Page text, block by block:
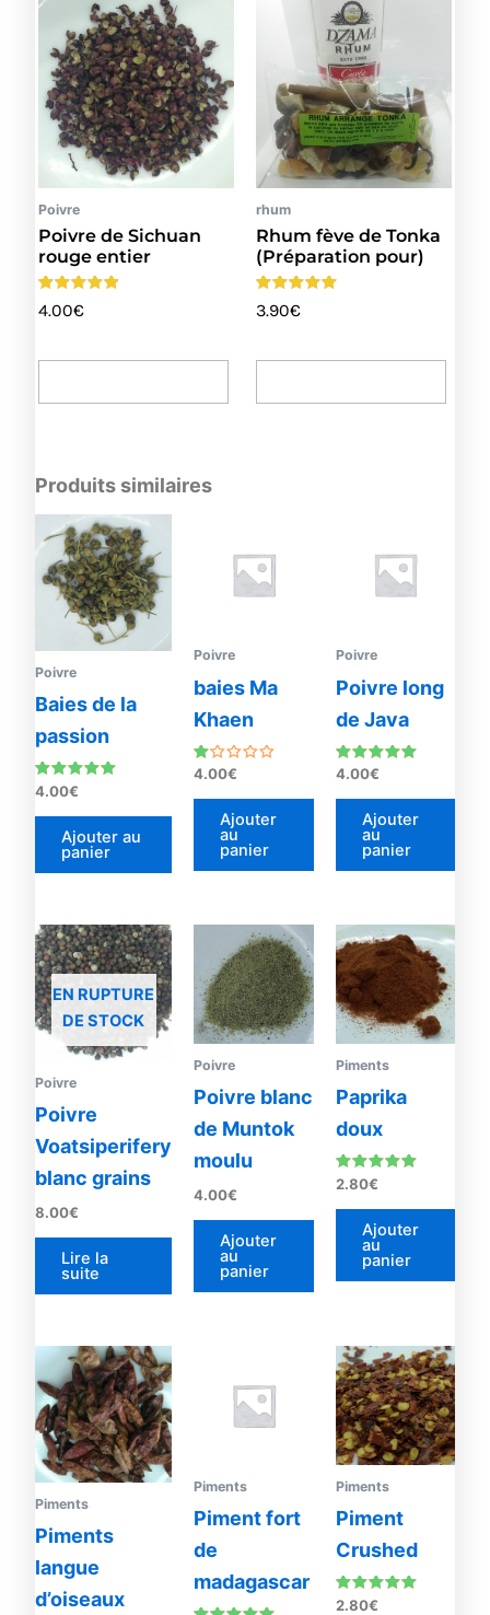
Poivre
Poivre de Sichuan
rouge entier
Note
4.67
4.00€
rhum
Rhum fève de Tonka
(Préparation pour)
Note
5.00
3.90€
Produits similaires
Poivre
Baies de la
passion
Note
5.00
sur 5
4.00€
Ajouter au
panier
Poivre
baies Ma
Khaen
Note
sur
4.00€
Ajouter
au
panier
Poivre
Poivre long
de Java
Note
sur 5
4.00€
Ajouter
au
panier
EN RUPTURE
DE STOCK
Poivre
Poivre
Voatsiperifery
blanc grains
8.00€
Lire la
suite
Poivre
Poivre blanc
de Muntok
moulu
4.00€
Ajouter
au
panier
Piments
Paprika
doux
Note
5.00
sur 5
2.80€
Ajouter
au
panier
Piments
Piments
langue
d’oiseaux
Piments
Piment fort
de
madagascar
Piments
Piment
Crushed
Note
2.80€